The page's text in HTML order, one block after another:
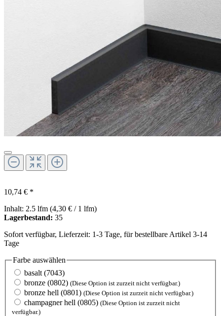
10,74 € *
Inhalt: 2.5 lfm (4,30 € / 1 lfm)
Lagerbestand: 35
Sofort verfügbar, Lieferzeit: 1-3 Tage, für bestellbare Artikel 3-14
Tage
Farbe auswählen
basalt (7043)
bronze (0802) (Diese Option ist zurzeit nicht verfügbar.)
bronze hell (0801) (Diese Option ist zurzeit nicht verfügbar.)
champagner hell (0805) (Diese Option ist zurzeit nicht
verfügbar.)